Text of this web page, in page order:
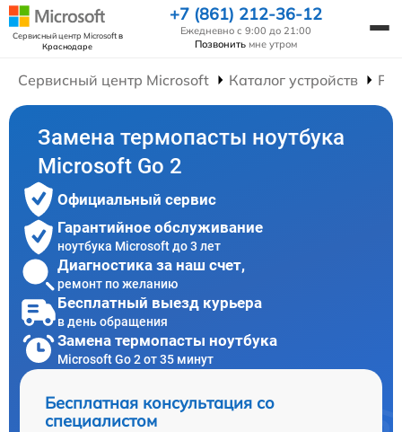
Сервисный центр Microsoftв
Краснодаре
+7 (861) 212-36-12
Ежедневно с 9:00 до 21:00
Позвонить мне утром
Сервисный центр Microsoft Каталог устройств
Замена термопасты ноутбука
Microsoft Go 2
Официальный сервис
Гарантийное обслуживание
ноутбука Microsoft до 3 лет
Диагностика за наш счет,
ремонт по желанию
Бесплатный выезд курьера
в день обращения
Замена термопасты ноутбука
Microsoft Go 2 от 35 минут
Бесплатная консультация со
специалистом